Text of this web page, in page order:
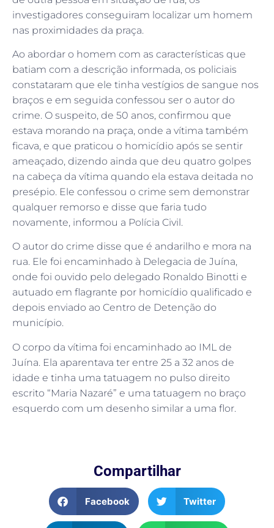
investigadores conseguiram localizar um homem
nas proximidades da praça.
Ao abordar o homem com as características que
batiam com a descrição informada, os policiais
constataram que ele tinha vestígios de sangue nos
braços e em seguida confessou ser o autor do
crime. O suspeito, de 50 anos, confirmou que
estava morando na praça, onde a vítima também
ficava, e que praticou o homicídio após se sentir
ameaçado, dizendo ainda que deu quatro golpes
na cabeça da vítima quando ela estava deitada no
presépio. Ele confessou o crime sem demonstrar
qualquer remorso e disse que faria tudo
novamente, informou a Polícia Civil.
O autor do crime disse que é andarilho e mora na
rua. Ele foi encaminhado à Delegacia de Juína,
onde foi ouvido pelo delegado Ronaldo Binotti e
autuado em flagrante por homicídio qualificado e
depois enviado ao Centro de Detenção do
município.
O corpo da vítima foi encaminhado ao IML de
Juína. Ela aparentava ter entre 25 a 32 anos de
idade e tinha uma tatuagem no pulso direito
escrito “Maria Nazaré” e uma tatuagem no braço
esquerdo com um desenho similar a uma flor.
Compartilhar
Facebook Twitter